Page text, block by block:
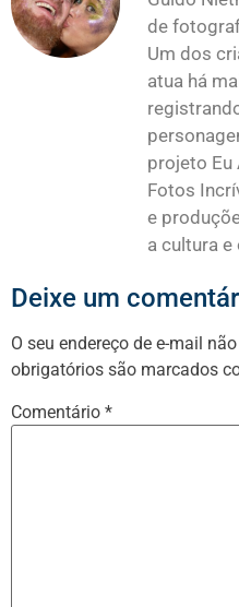
de
Um dos
atua há
projeto Eu
Fotos
e
a cultura
Deixe um
O seu endereço de e-mail
obrigatórios são marcados
Comentário *